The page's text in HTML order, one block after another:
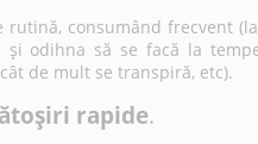
consumând frecvent
odihna să se facă la
de mult se transpiră, etc).
rapide.